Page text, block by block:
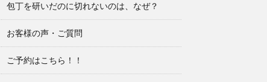
包丁を研いだのに切れないのは、なぜ？
お客様の声・ご質問
ご予約はこちら！！